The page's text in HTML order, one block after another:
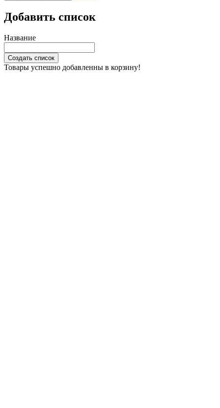
Добавить список
Название
Создать список
Товары успешно добавленны в корзину!